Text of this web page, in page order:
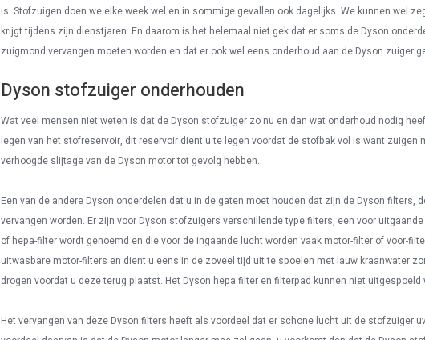
is. Stofzuigen doen we elke week wel en in sommige gevallen ook dagelijks. We kunnen wel
krijgt tijdens zijn dienstjaren. En daarom is het helemaal niet gek dat er soms de Dyson
zuigmond vervangen moeten worden en dat er ook wel eens onderhoud aan de Dyson zuiger
Dyson stofzuiger onderhouden
Wat veel mensen niet weten is dat de Dyson stofzuiger zo nu en dan wat onderhoud nodig
legen van het stofreservoir, dit reservoir dient u te legen voordat de stofbak vol is want zuigen
verhoogde slijtage van de Dyson motor tot gevolg hebben.
Een van de andere Dyson onderdelen dat u in de gaten moet houden dat zijn de Dyson filters,
vervangen worden. Er zijn voor Dyson stofzuigers verschillende type filters, een voor
of hepa-filter wordt genoemd en die voor de ingaande lucht worden vaak motor-filter of voor-
uitwasbare motor-filters en dient u eens in de zoveel tijd uit te spoelen met lauw kraanwater
drogen voordat u deze terug plaatst. Het Dyson hepa filter en filterpad kunnen niet uitgespoeld
Het vervangen van deze Dyson filters heeft als voordeel dat er schone lucht uit de stofzuiger